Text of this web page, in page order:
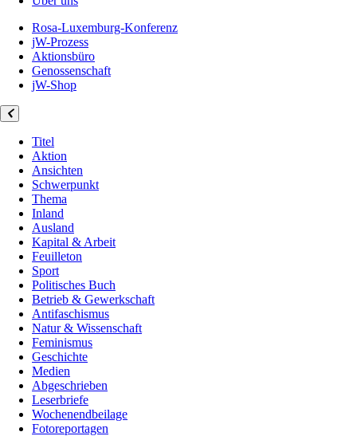
Rosa-Luxemburg-Konferenz
jW-Prozess
Aktionsbüro
Genossenschaft
jW-Shop
Titel
Aktion
Ansichten
Schwerpunkt
Thema
Inland
Ausland
Kapital & Arbeit
Feuilleton
Sport
Politisches Buch
Betrieb & Gewerkschaft
Antifaschismus
Natur & Wissenschaft
Feminismus
Geschichte
Medien
Abgeschrieben
Leserbriefe
Wochenendbeilage
Fotoreportagen